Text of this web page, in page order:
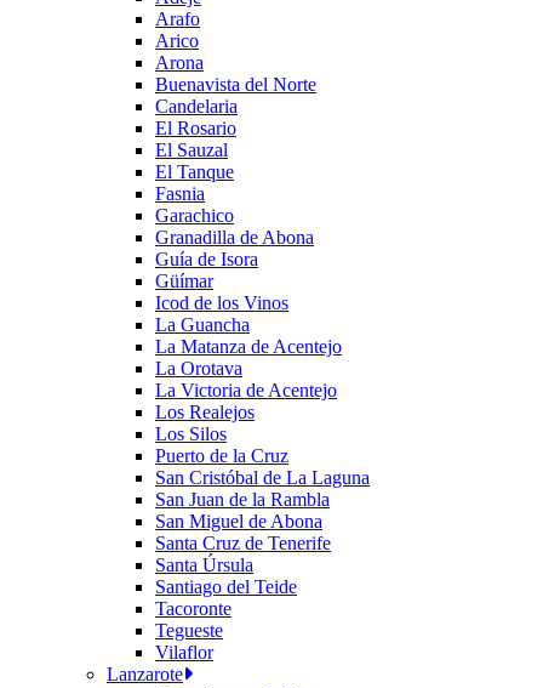
Arafo
Arico
Arona
Buenavista del Norte
Candelaria
El Rosario
El Sauzal
El Tanque
Fasnia
Garachico
Granadilla de Abona
Guía de Isora
Güímar
Icod de los Vinos
La Guancha
La Matanza de Acentejo
La Orotava
La Victoria de Acentejo
Los Realejos
Los Silos
Puerto de la Cruz
San Cristóbal de La Laguna
San Juan de la Rambla
San Miguel de Abona
Santa Cruz de Tenerife
Santa Úrsula
Santiago del Teide
Tacoronte
Tegueste
Vilaflor
Lanzarote